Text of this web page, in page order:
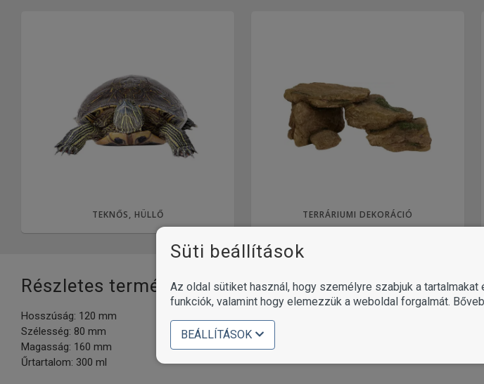
TEKNŐS, HÜLLŐ TERRÁRIUMI DEKORÁCIÓ
Részletes termékinformációk
Hosszúság: 120 mm
Szélesség: 80 mm
Magasság: 160 mm
Űrtartalom: 300 ml
Süti beállítások
Az oldal sütiket használ, hogy személyre szabjuk a
funkciók, valamint hogy elemezzük a weboldal forgalmát.
BEÁLLÍTÁSOK